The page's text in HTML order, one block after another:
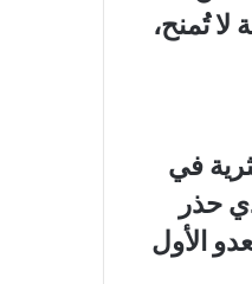
تُمنح،
في
حذر
الأول